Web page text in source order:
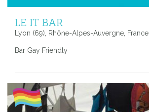
LE IT BAR
Lyon (69), Rhône-Alpes-Auvergne, France
Bar Gay Friendly